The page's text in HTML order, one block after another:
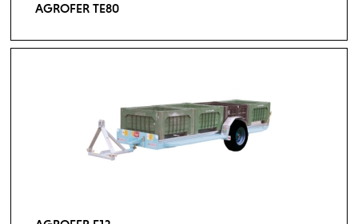
AGROFER TE80